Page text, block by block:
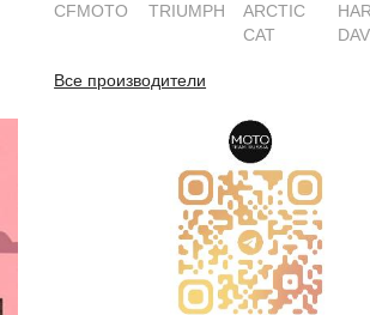
CFMOTO
TRIUMPH
ARCTIC
CAT
Все производители